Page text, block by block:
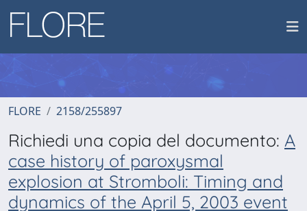
FLORE 2158/255897
Richiedi una copia del documento: A
case history of paroxysmal
explosion at Stromboli: Timing and
dynamics of the April 5, 2003 event